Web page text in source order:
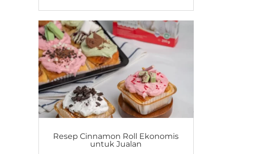
Resep Cinnamon Roll Ekonomis
untuk Jualan